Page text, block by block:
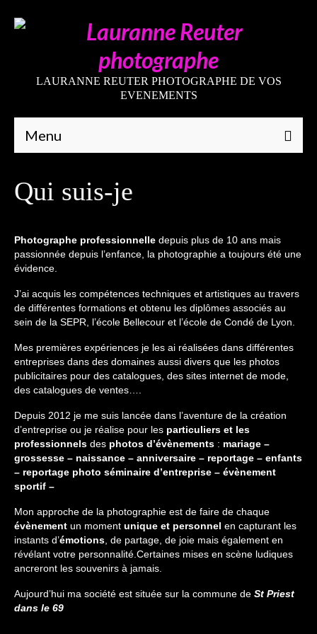
LAURANNE REUTER PHOTOGRAPHE DE VOS
EVENEMENTS
Menu
Galeries
Grossesses
Nouveaux-nés
The smash cake: 1 an / 2
Séance Noël
Enfants
Au Feminin
Le 8 décembre Lyon
Macro
Reportages / Nature morte
séance du 25.04.26
Qui suis-je
Photographe professionnelle depuis plus de 10 ans mais
passionnée depuis l’enfance, la photographie a toujours été une
évidence.
J’ai acquis les compétences techniques et artistiques au travers
de différentes formations et obtenu les diplômes associés au
sein de la SEPR, l’école Bellecour et l’école de Condé de Lyon.
Mes premières expériences je les ai réalisées dans différentes
entreprises dans des domaines aussi divers que les photos
publicitaires pour des catalogues, des sites internet de mode,
des catalogues de ventes….
Depuis 2012 je me suis lancée dans l’aventure de la création
d’entreprise ou je réalise pour les particuliers et les
professionnels des photos d’évènements : mariage –
grossesse – naissance – anniversaire – reportage – enfants
– reportage photo séminaire d’entreprise – évènement
sportif –
Mon approche de la photographie est de faire de chaque
évènement un moment unique et personnel en capturant les
instants d’émotions , de partage, de joie mais également en
révélant votre personnalité.Certaines mises en scène ludiques
ancreront les souvenirs à jamais.
Aujourd’hui ma société est située sur la commune de St Priest
dans le 69